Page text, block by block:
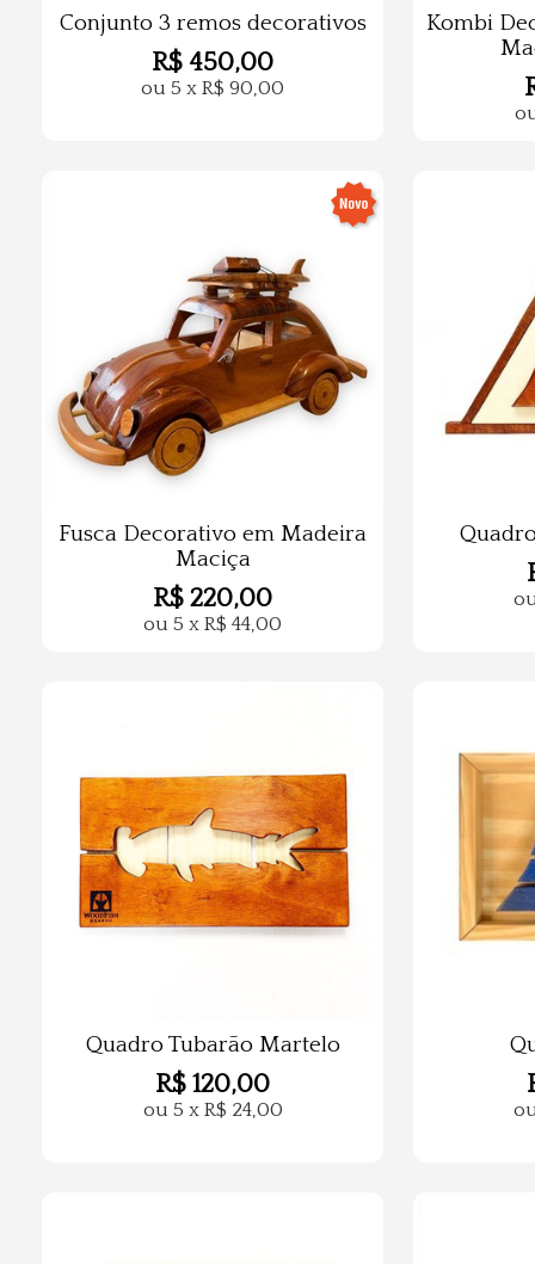
Conjunto 3 remos decorativos
R$ 450,00
ou 5 x R$ 90,00
Kombi
Fusca Decorativo em Madeira
Maciça
R$ 220,00
ou 5 x R$ 44,00
Quadro Tubarão Martelo
R$ 120,00
ou 5 x R$ 24,00